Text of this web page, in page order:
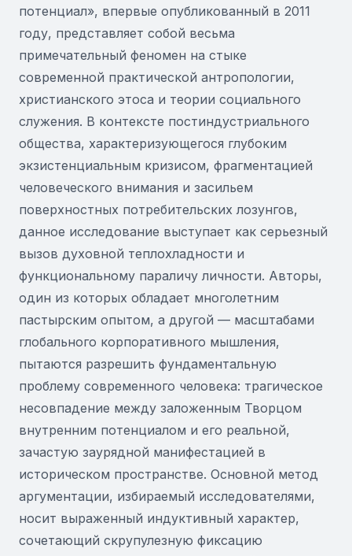
потенциал», впервые опубликованный в 2011
году, представляет собой весьма
примечательный феномен на стыке
современной практической антропологии,
христианского этоса и теории социального
служения. В контексте постиндустриального
общества, характеризующегося глубоким
экзистенциальным кризисом, фрагментацией
человеческого внимания и засильем
поверхностных потребительских лозунгов,
данное исследование выступает как серьезный
вызов духовной теплохладности и
функциональному параличу личности. Авторы,
один из которых обладает многолетним
пастырским опытом, а другой — масштабами
глобального корпоративного мышления,
пытаются разрешить фундаментальную
проблему современного человека: трагическое
несовпадение между заложенным Творцом
внутренним потенциалом и его реальной,
зачастую заурядной манифестацией в
историческом пространстве. Основной метод
аргументации, избираемый исследователями,
носит выраженный индуктивный характер,
сочетающий скрупулезную фиксацию